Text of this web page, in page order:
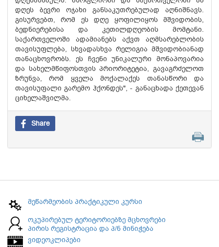
დღეს ბევრი ოჯახი განსაკუთრებულად აღნიშნავს.
გისურვებთ, რომ ეს დღე ყოფილიყოს მშვიდობის,
ბედნიერებისა და კეთილდღეობის მომტანი.
საქართველოში ადამიანებს აქვთ აღმსარებლობის
თავისუფლება, სხვადასხვა რელიგია მშვიდობიანად
თანაცხოვრობს. ეს ჩვენი უნიკალური მონაპოვარია
და სახელმწიფოსთვის პრიორიტეტია, გავაგრძელოთ
ზრუნვა, რომ ყველა მოქალაქეს თანასწორი და
თავისუფალი გარემო ჰქონდეს", - განაცხადა ქეთევან
ციხელაშვილმა.
Share
მეწარმეობის პრაქტიკული კურსი
ოკუპირებულ ტერიტორიებზე მცხოვრები
პირის რეგისტრაცია და პ/ნ მინიჭება
ვიდეოკლიპები